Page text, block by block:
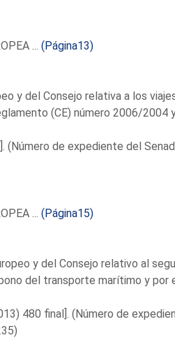
... (Página13)
y del Consejo relativa a los
(CE) número 2006/
(Número de expediente del
... (Página15)
y del Consejo relativo al
del transporte marítimo y por
480 final]. (Número de